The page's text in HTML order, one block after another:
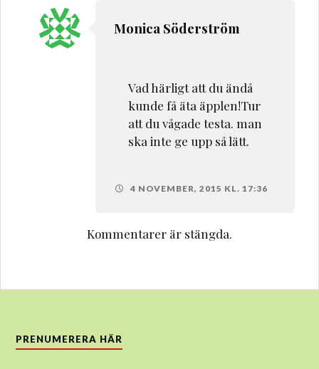
Monica Söderström
Vad härligt att du ändå
kunde få äta äpplen!Tur
att du vågade testa. man
ska inte ge upp så lätt.
4 NOVEMBER, 2015 KL. 17:36
Kommentarer är stängda.
PRENUMERERA HÄR